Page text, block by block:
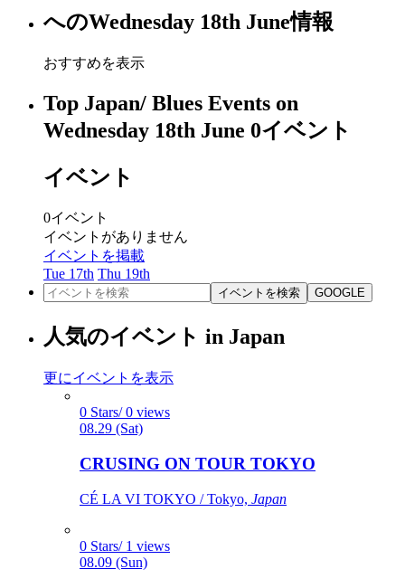
へのWednesday 18th June情報
おすすめを表示
Top Japan/ Blues Events on
Wednesday 18th June 0イベント
イベント
0イベント
イベントがありません
イベントを掲載
Tue 17th Thu 19th
イベントを検索 GOOGLE
人気のイベント in Japan
更にイベントを表示
0 Stars/ 0 views
08.29 (Sat)
CRUSING ON TOUR TOKYO
CÉ LA VI TOKYO / Tokyo, Japan
0 Stars/ 1 views
08.09 (Sun)